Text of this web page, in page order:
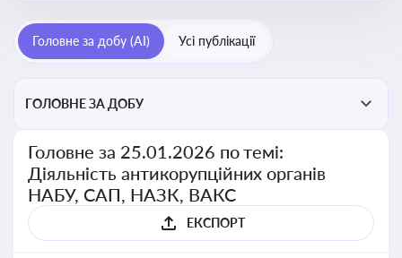
у державному управлінні та бізнесі
Головне за добу (AI) Усі публікації
ГОЛОВНЕ ЗА ДОБУ
Головне за 25.01.2026 по темі:
Діяльність антикорупційних органів
НАБУ, САП, НАЗК, ВАКС
ЕКСПОРТ